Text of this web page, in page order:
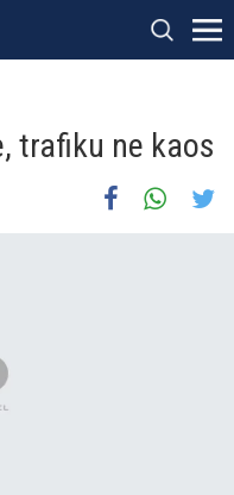
trafiku ne kaos